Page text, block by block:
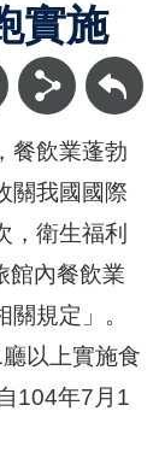
實施
回上一頁
餐飲業蓬勃
關我國國際
，衛生福利
館內餐飲業
規定」。
以上實施食
104年7月1